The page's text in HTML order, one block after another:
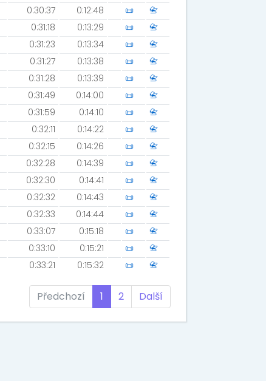
0:30:37 0:12:48 📜
📇
0:31:18 0:13:29 📜
📇
0:31:23 0:13:34 📜
📇
0:31:27 0:13:38 📜
📇
0:31:28 0:13:39 📜
📇
0:31:49 0:14:00 📜
📇
0:31:59 0:14:10 📜
📇
0:32:11 0:14:22 📜
📇
0:32:15 0:14:26 📜
📇
0:32:28 0:14:39 📜
📇
0:32:30 0:14:41 📜
📇
0:32:32 0:14:43 📜
📇
0:32:33 0:14:44 📜
📇
0:33:07 0:15:18 📜
📇
0:33:10 0:15:21 📜
📇
0:33:21 0:15:32 📜 📇
Předchozí 1 2 Další